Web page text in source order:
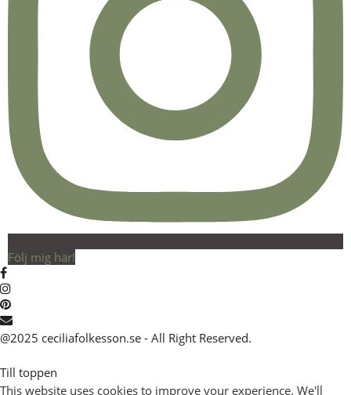
Följ mig här!
@2025 ceciliafolkesson.se - All Right Reserved.
Till toppen
This website uses cookies to improve your experience. We'll